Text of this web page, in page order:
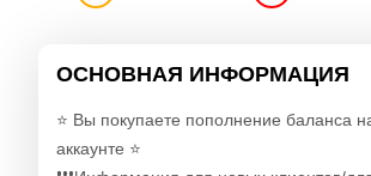
ОСНОВНАЯ ИНФОРМАЦИЯ
⭐️ Вы покупаете пополнение баланса
аккаунте ⭐️